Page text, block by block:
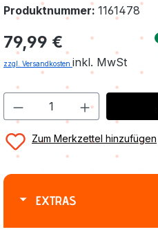
Produktnummer: 1161478
Regulärer Preis:
79,99 €
zzgl. Versandkosten inkl. MwSt
Zum Merkzettel hinzufügen
EXTRAS